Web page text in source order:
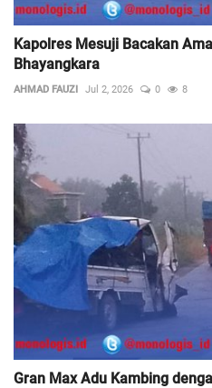
Kapolres Mesuji Bacakan
Bhayangkara
AHMAD FAUZI Jul 2, 2026 0 8
Gran Max Adu Kambing